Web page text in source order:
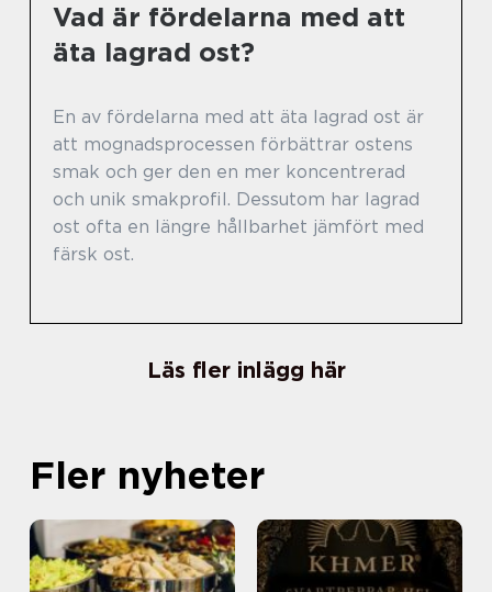
Vad är fördelarna med att
äta lagrad ost?
En av fördelarna med att äta lagrad ost är
att mognadsprocessen förbättrar ostens
smak och ger den en mer koncentrerad
och unik smakprofil. Dessutom har lagrad
ost ofta en längre hållbarhet jämfört med
färsk ost.
Läs fler inlägg här
Fler nyheter